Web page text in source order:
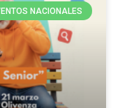
NACIONALES